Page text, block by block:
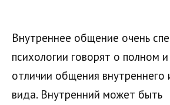
Внутреннее общение очень
психологии говорят о полном
отличии общения внутреннего
вида. Внутренний может быть